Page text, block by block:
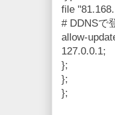
file
# DDNSで
allow-
127.0.0.1;
};
};
};